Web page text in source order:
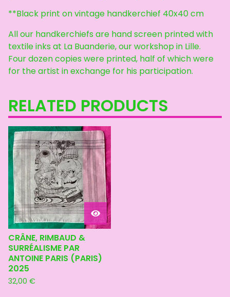
**Black print on vintage handkerchief 40x40 cm
All our handkerchiefs are hand screen printed with
textile inks at La Buanderie, our workshop in Lille.
Four dozen copies were printed, half of which were
for the artist in exchange for his participation.
RELATED PRODUCTS
CRÂNE, RIMBAUD &
SURRÉALISME PAR
ANTOINE PARIS (PARIS)
2025
32,00 €